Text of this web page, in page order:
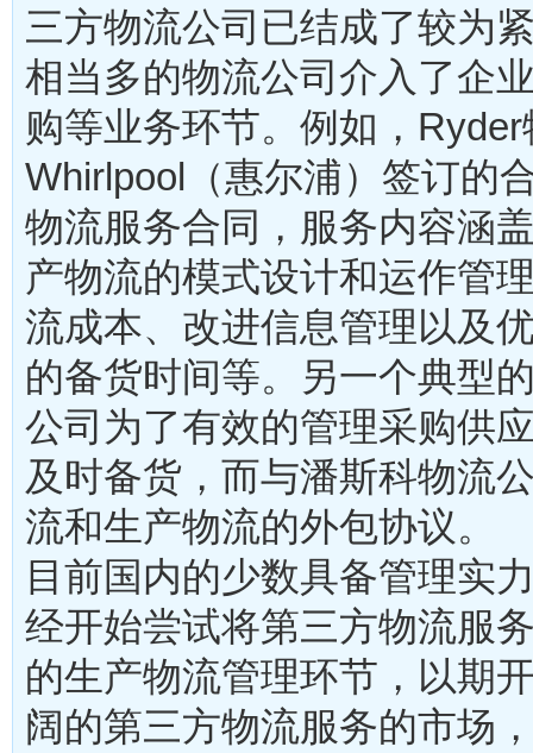
三方物流公司已结成了较为
相当多的物流公司介入了企
购等业务环节。例如，
Whirlpool（惠尔浦）签订的
物流服务合同，服务内容涵
产物流的模式设计和运作管
流成本、改进信息管理以及
的备货时间等。另一个典型
公司为了有效的管理采购供
及时备货，而与潘斯科物流
流和生产物流的外包协议。
目前国内的少数具备管理实
经开始尝试将第三方物流服
的生产物流管理环节，以期
阔的第三方物流服务的市场